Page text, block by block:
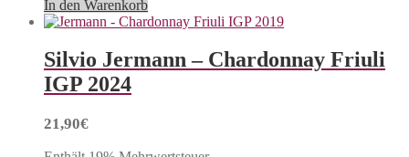
In den Warenkorb
Silvio Jermann – Chardonnay Friuli
IGP 2024
21,90€